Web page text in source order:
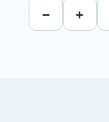
− +